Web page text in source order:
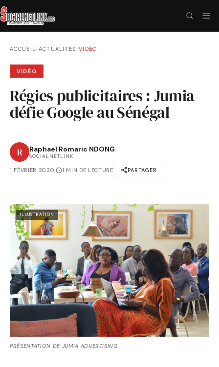
ACCUEIL/ACTUALITÉS /VIDÉO
VIDÉO
Régies publicitaires : Jumia
défie Google au Sénégal
R Raphael Romaric NDONG
SOCIALNETLINK
1 FÉVRIER 2020· 1 MIN DE LECTURE PARTAGER
ILLUSTRATION
PRÉSENTATION DE JUMIA ADVERTISING